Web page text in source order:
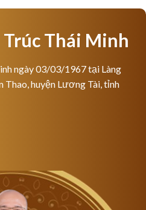
Thái Minh
ngày 03/03/1967 tại Làng
Thao, huyện Lương Tài, tỉnh